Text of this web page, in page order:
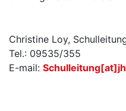
Christine Loy,
Tel.: 09535/355
E-mail: